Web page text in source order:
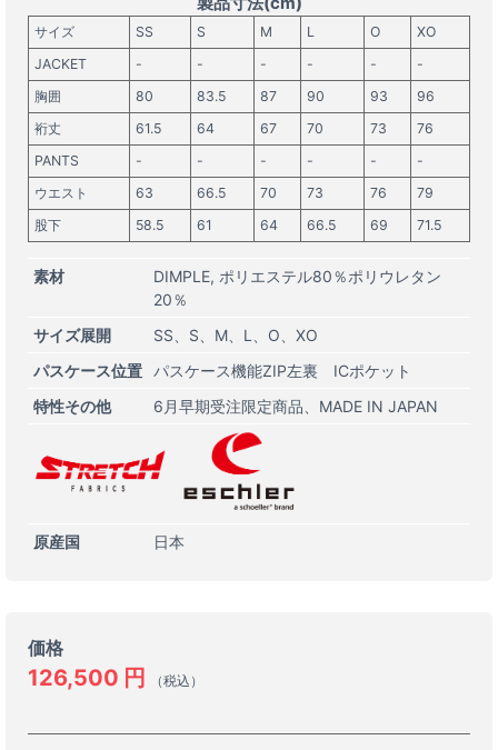
サイズ SS S M L O
XO
JACKET
- - - - -
-
胸囲
80 83.5 87 90 93
96
裄丈
61.5 64 67 70 73
76
PANTS
- - - - -
-
ウエスト
63 66.5 70 73 76
79
股下
58.5 61 64 66.5 69 71.5
素材
DIMPLE, ポリエステル80％ポリウレタン
20％
サイズ展開
SS S M L O
XO
パスケース位置 パスケース機能ZIP左裏 ICポケット
特性その他
6月早期受注限定商品 MADE IN JAPAN
原産国 日本
価格
126,500 円 （税込）